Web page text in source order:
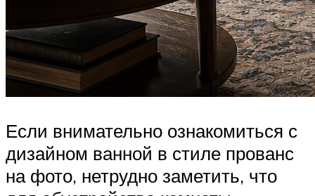
Если внимательно ознакомиться с
дизайном ванной в стиле прованс
на фото, нетрудно заметить, что